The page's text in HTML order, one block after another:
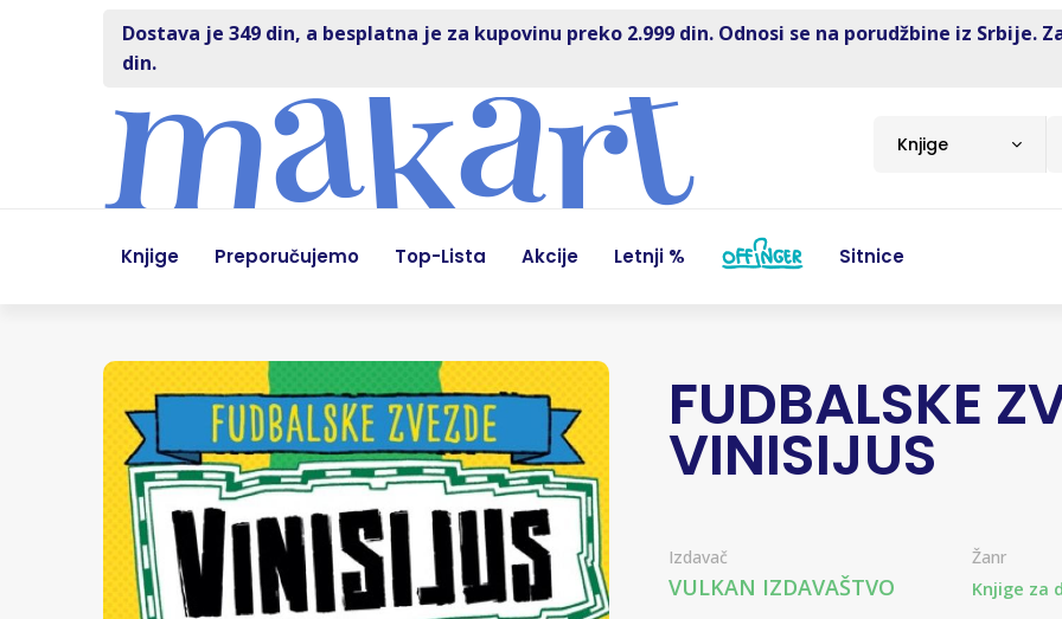
Dostava je 349 din, a besplatna je za kupovinu preko 2.999 din. Odnosi se na porudžbine iz Srbije.
din.
Knjige
Knjige Preporučujemo Top-Lista Akcije Letnji % Sitnice
FUDBALSKE
VINISIJUS
Izdavač
VULKAN IZDAVAŠTVO
Žanr
Knjige za